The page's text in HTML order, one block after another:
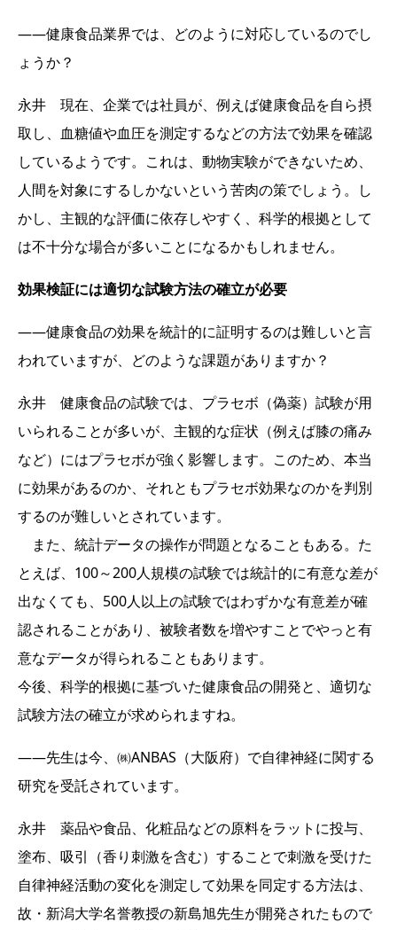
――健康食品業界では、どのように対応しているのでし
ょうか？
永井 現在、企業では社員が、例えば健康食品を自ら摂
取し、血糖値や血圧を測定するなどの方法で効果を確認
しているようです。これは、動物実験ができないため、
人間を対象にするしかないという苦肉の策でしょう。し
かし、主観的な評価に依存しやすく、科学的根拠として
は不十分な場合が多いことになるかもしれません。
効果検証には適切な試験方法の確立が必要
――健康食品の効果を統計的に証明するのは難しいと言
われていますが、どのような課題がありますか？
永井 健康食品の試験では、プラセボ（偽薬）試験が用
いられることが多いが、主観的な症状（例えば膝の痛み
など）にはプラセボが強く影響します。このため、本当
に効果があるのか、それともプラセボ効果なのかを判別
するのが難しいとされています。
また、統計データの操作が問題となることもある。た
とえば、100～200人規模の試験では統計的に有意な差が
出なくても、500人以上の試験ではわずかな有意差が確
認されることがあり、被験者数を増やすことでやっと有
意なデータが得られることもあります。
今後、科学的根拠に基づいた健康食品の開発と、適切な
試験方法の確立が求められますね。
――先生は今、㈱ANBAS（大阪府）で自律神経に関する
研究を受託されています。
永井 薬品や食品、化粧品などの原料をラットに投与、
塗布、吸引（香り刺激を含む）することで刺激を受けた
自律神経活動の変化を測定して効果を同定する方法は、
故・新潟大学名誉教授の新島旭先生が開発されたもので